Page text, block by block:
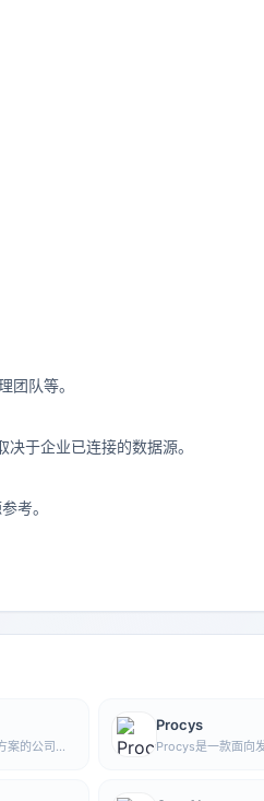
团队等。
于企业已连接的数据源。
考。
案的公司，
Procys
Procys是一款面向